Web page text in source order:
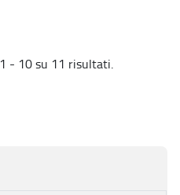
- 10 su 11 risultati.